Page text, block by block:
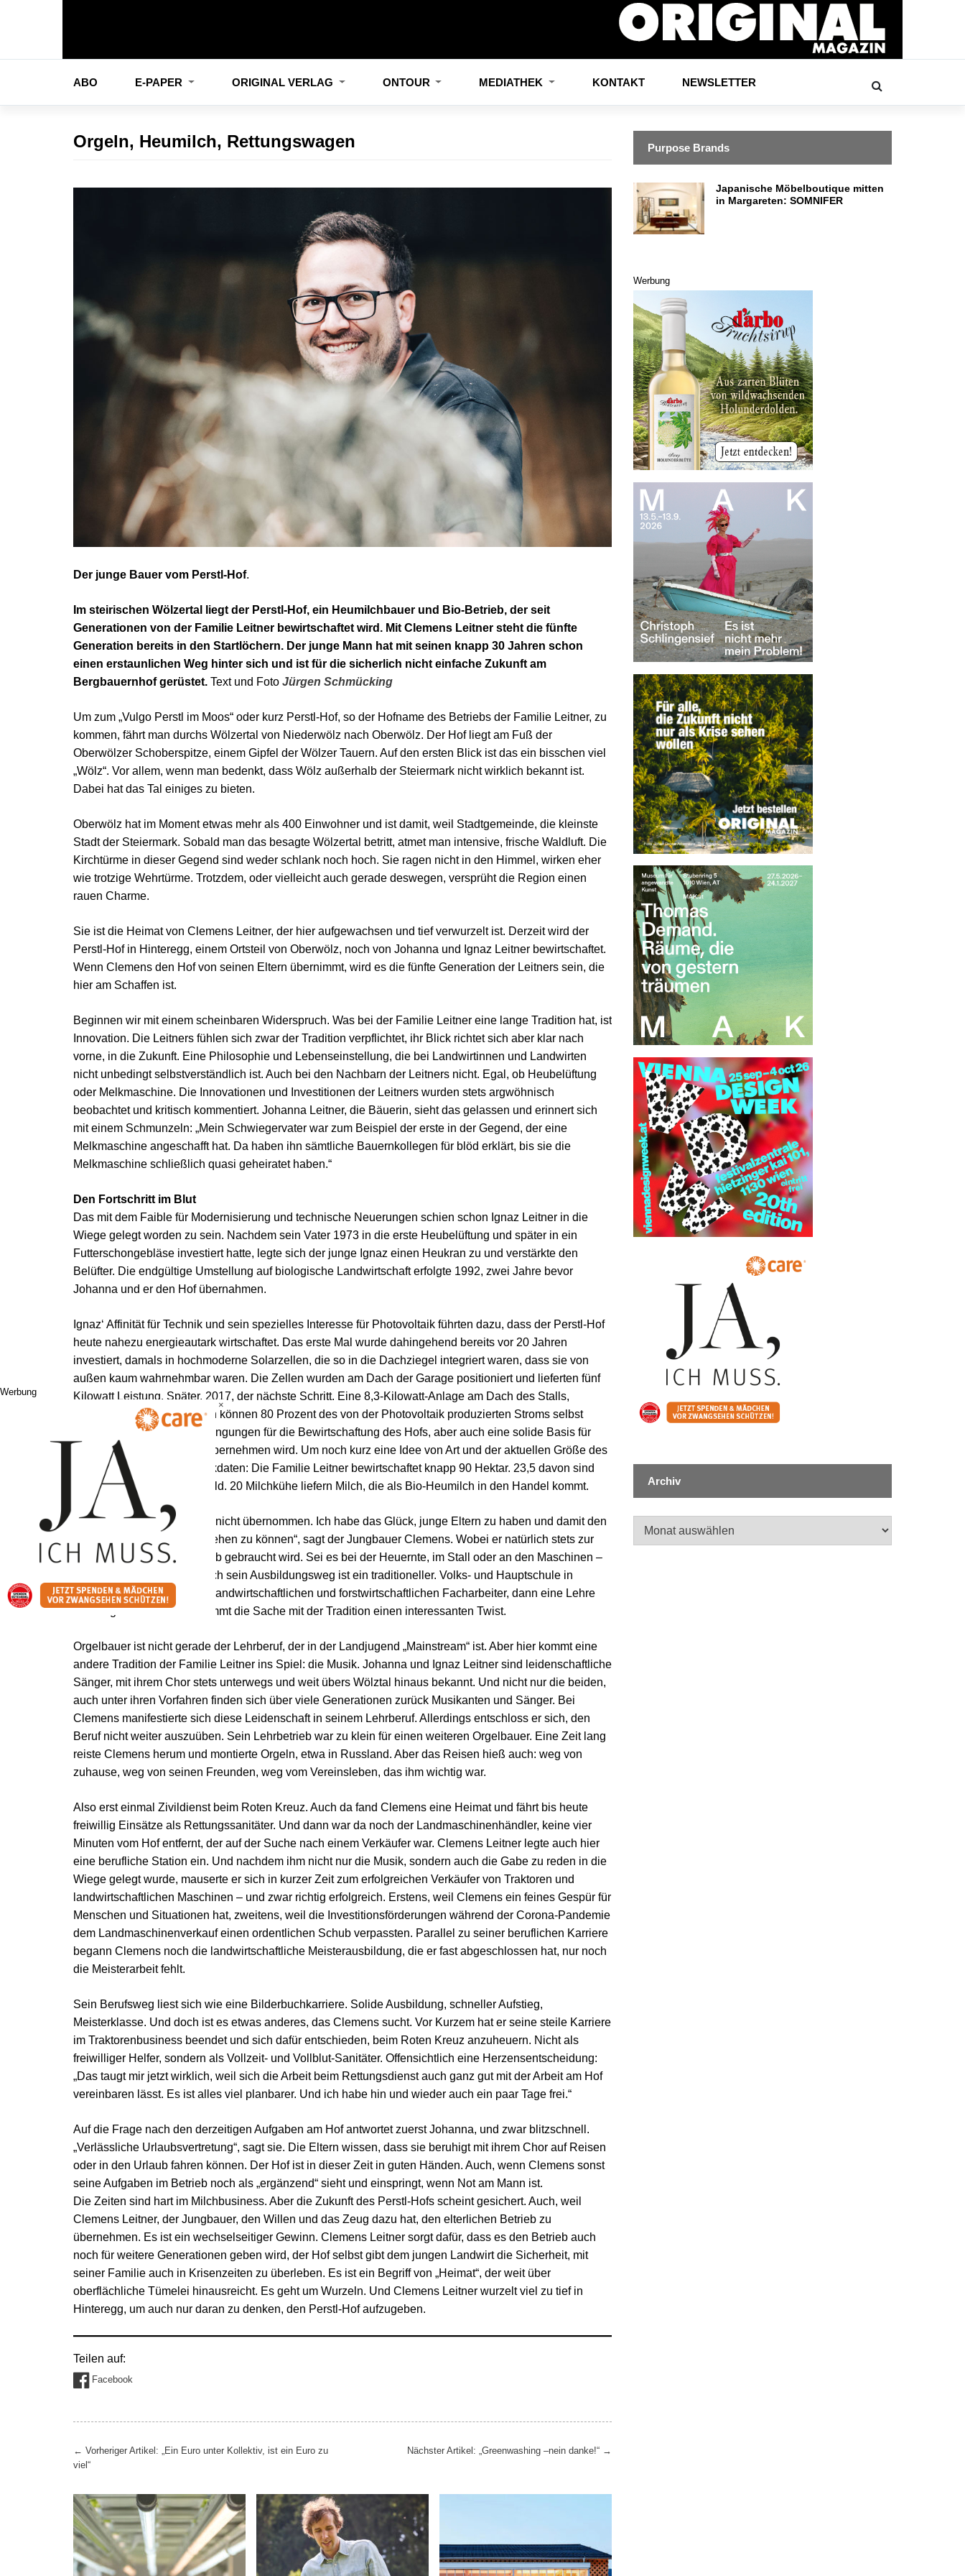
ABO E-PAPER ORIGINAL VERLAG ONTOUR MEDIATHEK KONTAKT NEWSLETTER
Orgeln, Heumilch, Rettungswagen
Der junge Bauer vom Perstl-Hof.
Im steirischen Wölzertal liegt der Perstl-Hof, ein Heumilchbauer und Bio-Betrieb, der seit
Generationen von der Familie Leitner bewirtschaftet wird. Mit Clemens Leitner steht die fünfte
Generation bereits in den Startlöchern. Der junge Mann hat mit seinen knapp 30 Jahren schon
einen erstaunlichen Weg hinter sich und ist für die sicherlich nicht einfache Zukunft am
Bergbauernhof gerüstet. Text und Foto Jürgen Schmücking
Um zum „Vulgo Perstl im Moos“ oder kurz Perstl-Hof, so der Hofname des Betriebs der Familie Leitner, zu
kommen, fährt man durchs Wölzertal von Niederwölz nach Oberwölz. Der Hof liegt am Fuß der
Oberwölzer Schoberspitze, einem Gipfel der Wölzer Tauern. Auf den ersten Blick ist das ein bisschen viel
„Wölz“. Vor allem, wenn man bedenkt, dass Wölz außerhalb der Steiermark nicht wirklich bekannt ist.
Dabei hat das Tal einiges zu bieten.
Oberwölz hat im Moment etwas mehr als 400 Einwohner und ist damit, weil Stadtgemeinde, die kleinste
Stadt der Steiermark. Sobald man das besagte Wölzertal betritt, atmet man intensive, frische Waldluft. Die
Kirchtürme in dieser Gegend sind weder schlank noch hoch. Sie ragen nicht in den Himmel, wirken eher
wie trotzige Wehrtürme. Trotzdem, oder vielleicht auch gerade deswegen, versprüht die Region einen
rauen Charme.
Sie ist die Heimat von Clemens Leitner, der hier aufgewachsen und tief verwurzelt ist. Derzeit wird der
Perstl-Hof in Hinteregg, einem Ortsteil von Oberwölz, noch von Johanna und Ignaz Leitner bewirtschaftet.
Wenn Clemens den Hof von seinen Eltern übernimmt, wird es die fünfte Generation der Leitners sein, die
hier am Schaffen ist.
Beginnen wir mit einem scheinbaren Widerspruch. Was bei der Familie Leitner eine lange Tradition hat, ist
Innovation. Die Leitners fühlen sich zwar der Tradition verpflichtet, ihr Blick richtet sich aber klar nach
vorne, in die Zukunft. Eine Philosophie und Lebenseinstellung, die bei Landwirtinnen und Landwirten
nicht unbedingt selbstverständlich ist. Auch bei den Nachbarn der Leitners nicht. Egal, ob Heubelüftung
oder Melkmaschine. Die Innovationen und Investitionen der Leitners wurden stets argwöhnisch
beobachtet und kritisch kommentiert. Johanna Leitner, die Bäuerin, sieht das gelassen und erinnert sich
mit einem Schmunzeln: „Mein Schwiegervater war zum Beispiel der erste in der Gegend, der eine
Melkmaschine angeschafft hat. Da haben ihn sämtliche Bauernkollegen für blöd erklärt, bis sie die
Melkmaschine schließlich quasi geheiratet haben.“
Den Fortschritt im Blut
Das mit dem Faible für Modernisierung und technische Neuerungen schien schon Ignaz Leitner in die
Wiege gelegt worden zu sein. Nachdem sein Vater 1973 in die erste Heubelüftung und später in ein
Futterschongebläse investiert hatte, legte sich der junge Ignaz einen Heukran zu und verstärkte den
Belüfter. Die endgültige Umstellung auf biologische Landwirtschaft erfolgte 1992, zwei Jahre bevor
Johanna und er den Hof übernahmen.
Ignaz‘ Affinität für Technik und sein spezielles Interesse für Photovoltaik führten dazu, dass der Perstl-Hof
heute nahezu energieautark wirtschaftet. Das erste Mal wurde dahingehend bereits vor 20 Jahren
investiert, damals in hochmoderne Solarzellen, die so in die Dachziegel integriert waren, dass sie von
außen kaum wahrnehmbar waren. Die Zellen wurden am Dach der Garage positioniert und lieferten fünf
Kilowatt Leistung. Später, 2017, der nächste Schritt. Eine 8,3-Kilowatt-Anlage am Dach des Stalls,
Speicher inklusive. Dadurch können 80 Prozent des von der Photovoltaik produzierten Stroms selbst
genutzt werden. Ideale Bedingungen für die Bewirtschaftung des Hofs, aber auch eine solide Basis für
Clemens, der den Betrieb übernehmen wird. Um noch kurz eine Idee von Art und der aktuellen Größe des
Hofs zu geben, ein paar Eckdaten: Die Familie Leitner bewirtschaftet knapp 90 Hektar. 23,5 davon sind
Grünland und 60 Hektar Wald. 20 Milchkühe liefern Milch, die als Bio-Heumilch in den Handel kommt.
„Noch habe ich den Betrieb nicht übernommen. Ich habe das Glück, junge Eltern zu haben und damit den
Luxus, nebenbei arbeiten gehen zu können“, sagt der Jungbauer Clemens. Wobei er natürlich stets zur
Stelle ist, wenn er am Betrieb gebraucht wird. Sei es bei der Heuernte, im Stall oder an den Maschinen –
Clemens macht‘s. Denn auch sein Ausbildungsweg ist ein traditioneller. Volks- und Hauptschule in
Oberwölz, Ausbildung zum landwirtschaftlichen und forstwirtschaftlichen Facharbeiter, dann eine Lehre
zum Orgelbauer. Hier bekommt die Sache mit der Tradition einen interessanten Twist.
Orgelbauer ist nicht gerade der Lehrberuf, der in der Landjugend „Mainstream“ ist. Aber hier kommt eine
andere Tradition der Familie Leitner ins Spiel: die Musik. Johanna und Ignaz Leitner sind leidenschaftliche
Sänger, mit ihrem Chor stets unterwegs und weit übers Wölztal hinaus bekannt. Und nicht nur die beiden,
auch unter ihren Vorfahren finden sich über viele Generationen zurück Musikanten und Sänger. Bei
Clemens manifestierte sich diese Leidenschaft in seinem Lehrberuf. Allerdings entschloss er sich, den
Beruf nicht weiter auszuüben. Sein Lehrbetrieb war zu klein für einen weiteren Orgelbauer. Eine Zeit lang
reiste Clemens herum und montierte Orgeln, etwa in Russland. Aber das Reisen hieß auch: weg von
zuhause, weg von seinen Freunden, weg vom Vereinsleben, das ihm wichtig war.
Also erst einmal Zivildienst beim Roten Kreuz. Auch da fand Clemens eine Heimat und fährt bis heute
freiwillig Einsätze als Rettungssanitäter. Und dann war da noch der Landmaschinenhändler, keine vier
Minuten vom Hof entfernt, der auf der Suche nach einem Verkäufer war. Clemens Leitner legte auch hier
eine berufliche Station ein. Und nachdem ihm nicht nur die Musik, sondern auch die Gabe zu reden in die
Wiege gelegt wurde, mauserte er sich in kurzer Zeit zum erfolgreichen Verkäufer von Traktoren und
landwirtschaftlichen Maschinen – und zwar richtig erfolgreich. Erstens, weil Clemens ein feines Gespür für
Menschen und Situationen hat, zweitens, weil die Investitionsförderungen während der Corona-Pandemie
dem Landmaschinenverkauf einen ordentlichen Schub verpassten. Parallel zu seiner beruflichen Karriere
begann Clemens noch die landwirtschaftliche Meisterausbildung, die er fast abgeschlossen hat, nur noch
die Meisterarbeit fehlt.
Sein Berufsweg liest sich wie eine Bilderbuchkarriere. Solide Ausbildung, schneller Aufstieg,
Meisterklasse. Und doch ist es etwas anderes, das Clemens sucht. Vor Kurzem hat er seine steile Karriere
im Traktorenbusiness beendet und sich dafür entschieden, beim Roten Kreuz anzuheuern. Nicht als
freiwilliger Helfer, sondern als Vollzeit- und Vollblut-Sanitäter. Offensichtlich eine Herzensentscheidung:
„Das taugt mir jetzt wirklich, weil sich die Arbeit beim Rettungsdienst auch ganz gut mit der Arbeit am Hof
vereinbaren lässt. Es ist alles viel planbarer. Und ich habe hin und wieder auch ein paar Tage frei.“
Auf die Frage nach den derzeitigen Aufgaben am Hof antwortet zuerst Johanna, und zwar blitzschnell.
„Verlässliche Urlaubsvertretung“, sagt sie. Die Eltern wissen, dass sie beruhigt mit ihrem Chor auf Reisen
oder in den Urlaub fahren können. Der Hof ist in dieser Zeit in guten Händen. Auch, wenn Clemens sonst
seine Aufgaben im Betrieb noch als „ergänzend“ sieht und einspringt, wenn Not am Mann ist.
Die Zeiten sind hart im Milchbusiness. Aber die Zukunft des Perstl-Hofs scheint gesichert. Auch, weil
Clemens Leitner, der Jungbauer, den Willen und das Zeug dazu hat, den elterlichen Betrieb zu
übernehmen. Es ist ein wechselseitiger Gewinn. Clemens Leitner sorgt dafür, dass es den Betrieb auch
noch für weitere Generationen geben wird, der Hof selbst gibt dem jungen Landwirt die Sicherheit, mit
seiner Familie auch in Krisenzeiten zu überleben. Es ist ein Begriff von „Heimat“, der weit über
oberflächliche Tümelei hinausreicht. Es geht um Wurzeln. Und Clemens Leitner wurzelt viel zu tief in
Hinteregg, um auch nur daran zu denken, den Perstl-Hof aufzugeben.
Teilen auf:
Facebook
← Vorheriger Artikel: „Ein Euro unter Kollektiv, ist ein Euro zu
viel“
Nächster Artikel: „Greenwashing –nein danke!“ →
Purpose Brands
Japanische Möbelboutique mitten
in Margareten: SOMNIFER
Werbung
Archiv
Werbung
×